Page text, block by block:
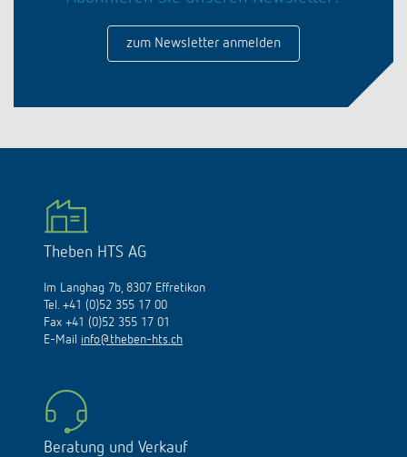
LUXORliving
Historie
zum Newsletter anmelden
Theben HTS AG
Im Langhag 7b, 8307 Effretikon
Tel. +41 (0)52 355 17 00
Fax +41 (0)52 355 17 01
E-Mail info@theben-hts.ch
Beratung und Verkauf